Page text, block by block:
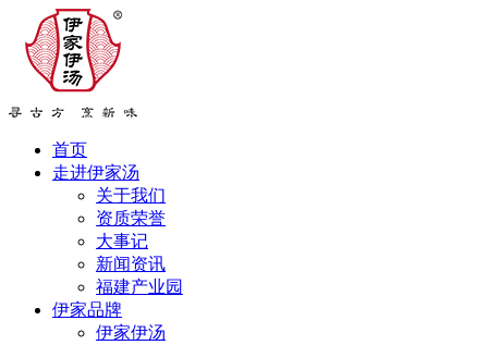
首页
走进伊家汤
关于我们
资质荣誉
大事记
新闻资讯
福建产业园
伊家品牌
伊家伊汤